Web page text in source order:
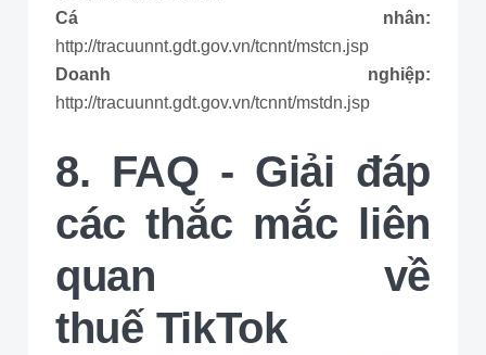
Cá nhân:
http://tracuunnt.gdt.gov.vn/tcnnt/mstcn.jsp
Doanh nghiệp:
http://tracuunnt.gdt.gov.vn/tcnnt/mstdn.jsp
8. FAQ - Giải đáp
các thắc mắc liên
quan về
thuế TikTok